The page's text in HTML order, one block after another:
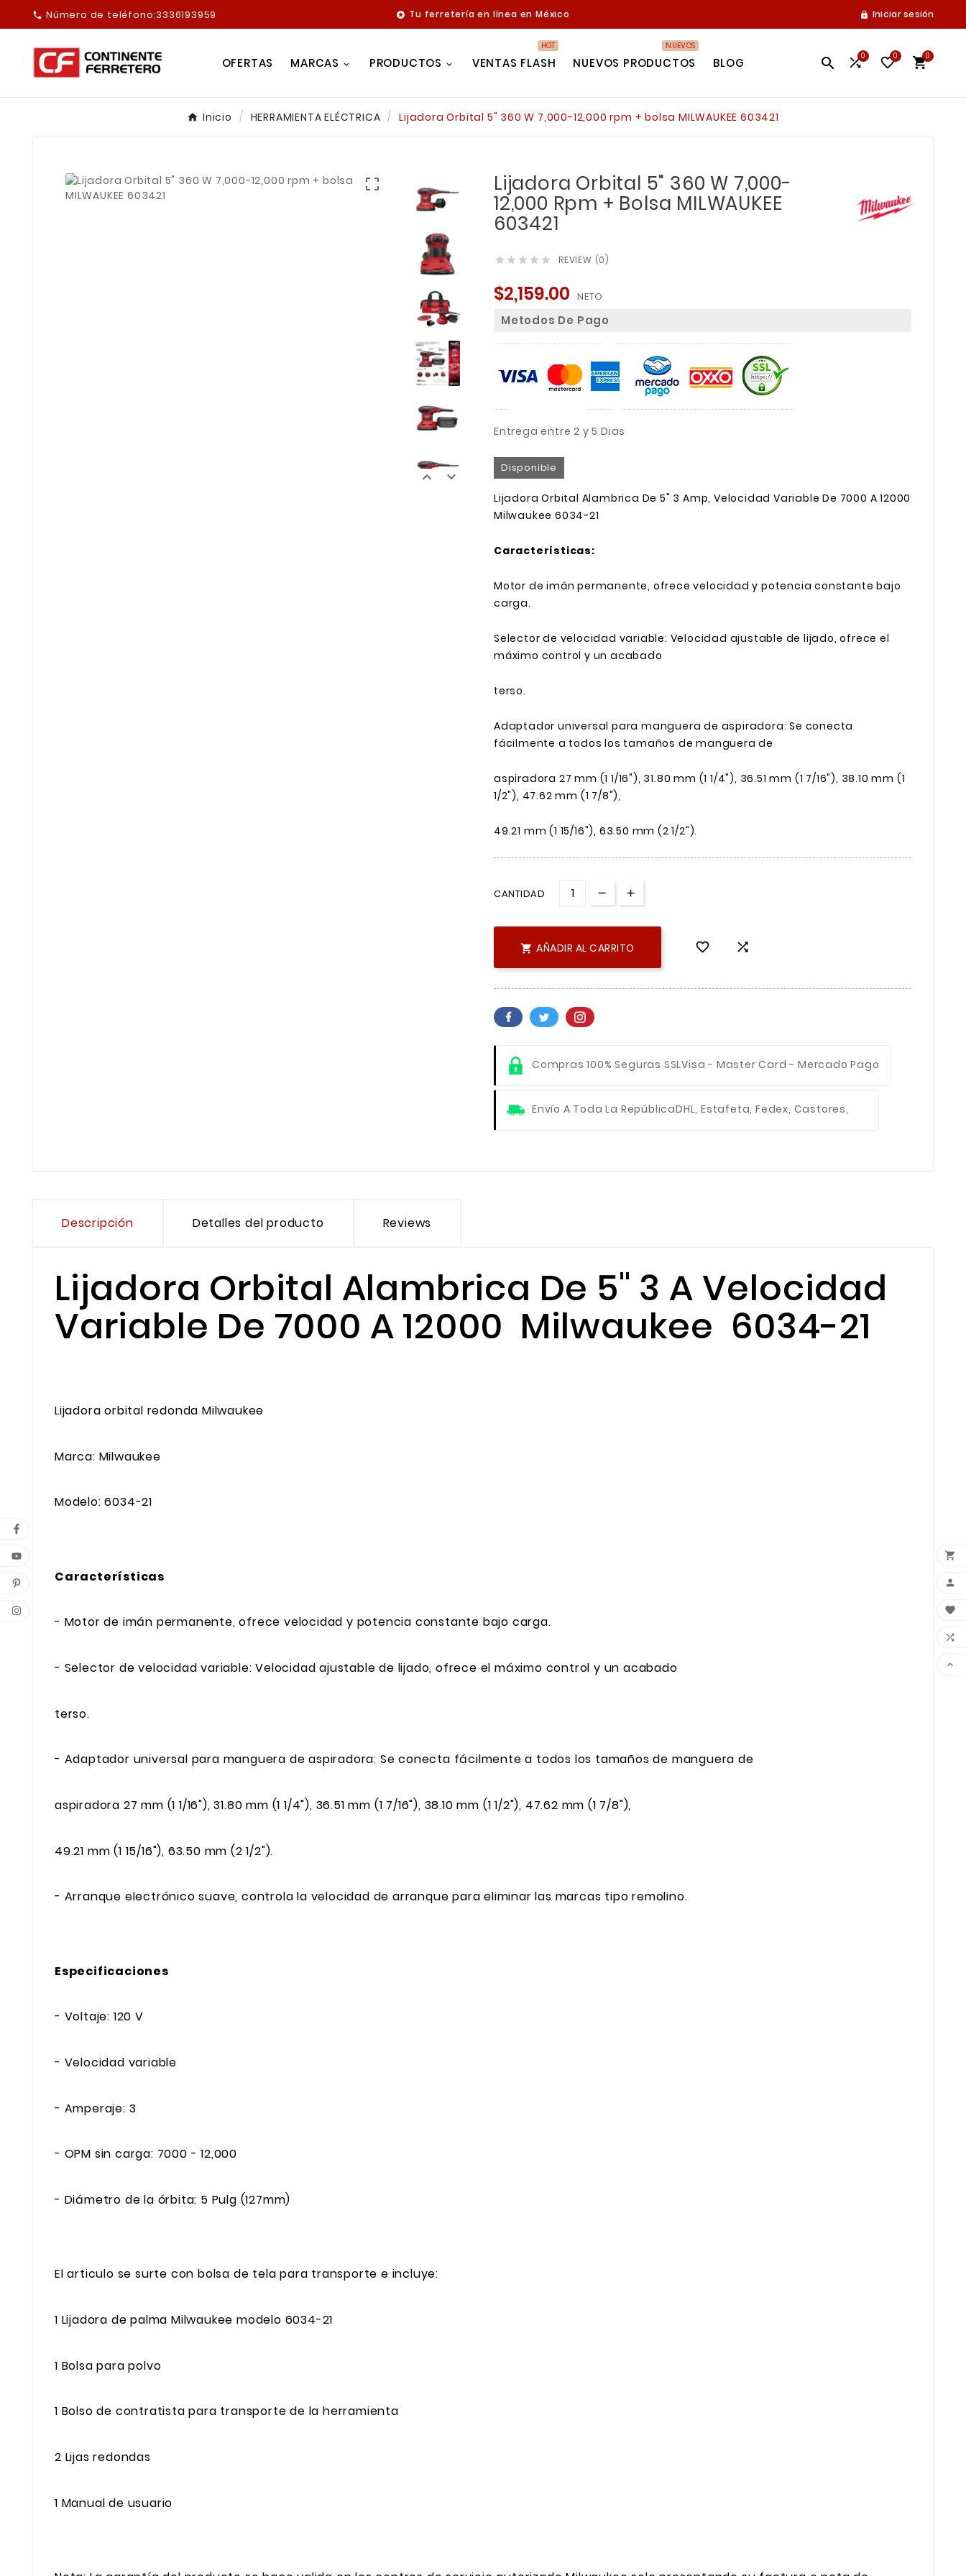
 Número de teléfono:3336193959  Tu ferretería en línea en México  Iniciar sesión
OFERTAS MARCAS PRODUCTOS VENTAS FLASH
HOT
NUEVOS PRODUCTOS
NUEVOS
BLOG  0 0 0
Inicio HERRAMIENTA ELÉCTRICA Lijadora Orbital 5" 360 W 7,000-12,000 rpm + bolsa MILWAUKEE 603421

 
Lijadora Orbital 5" 360 W 7,000-
12,000 Rpm + Bolsa MILWAUKEE
603421
     REVIEW (0)
$2,159.00 NETO
Metodos De Pago
Entrega entre 2 y 5 Dias
Disponible
Lijadora Orbital Alambrica De 5" 3 Amp, Velocidad Variable De 7000 A 12000
Milwaukee 6034-21
Características:
Motor de imán permanente, ofrece velocidad y potencia constante bajo
carga.
Selector de velocidad variable: Velocidad ajustable de lijado, ofrece el
máximo control y un acabado
terso.
Adaptador universal para manguera de aspiradora: Se conecta
fácilmente a todos los tamaños de manguera de
aspiradora 27 mm (1 1/16"), 31.80 mm (1 1/4"), 36.51 mm (1 7/16"), 38.10 mm (1
1/2"), 47.62 mm (1 7/8"),
49.21 mm (1 15/16"), 63.50 mm (2 1/2").
CANTIDAD
 AÑADIR AL CARRITO  
Compras 100% Seguras SSLVisa - Master Card - Mercado Pago
Envío A Toda La RepúblicaDHL, Estafeta, Fedex, Castores,
Descripción Detalles del producto Reviews
Lijadora Orbital Alambrica De 5" 3 A Velocidad
Variable De 7000 A 12000 Milwaukee 6034-21
Lijadora orbital redonda Milwaukee
Marca: Milwaukee
Modelo: 6034-21
Características
- Motor de imán permanente, ofrece velocidad y potencia constante bajo carga.
- Selector de velocidad variable: Velocidad ajustable de lijado, ofrece el máximo control y un acabado
terso.
- Adaptador universal para manguera de aspiradora: Se conecta fácilmente a todos los tamaños de manguera de
aspiradora 27 mm (1 1/16"), 31.80 mm (1 1/4"), 36.51 mm (1 7/16"), 38.10 mm (1 1/2"), 47.62 mm (1 7/8"),
49.21 mm (1 15/16"), 63.50 mm (2 1/2").
- Arranque electrónico suave, controla la velocidad de arranque para eliminar las marcas tipo remolino.
Especificaciones
- Voltaje: 120 V
- Velocidad variable
- Amperaje: 3
- OPM sin carga: 7000 - 12,000
- Diámetro de la órbita: 5 Pulg (127mm)
El articulo se surte con bolsa de tela para transporte e incluye:
1 Lijadora de palma Milwaukee modelo 6034-21
1 Bolsa para polvo
1 Bolso de contratista para transporte de la herramienta
2 Lijas redondas
1 Manual de usuario




